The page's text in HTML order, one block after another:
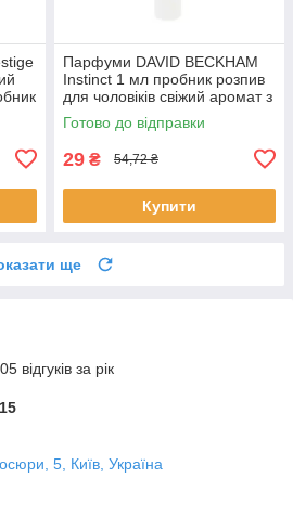
Парфуми DAVID BECKHAM
Instinct 1 мл пробник розпив
для чоловіків свіжий аромат з
нотами бергамоту та
ветиверу
Готово до відправки
29 ₴ 54,72 ₴
Купити
ще
відгуків за рік
5, Київ, Україна